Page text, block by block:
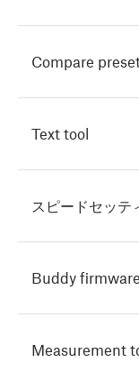
Compare
Text tool
スピードセッテ
Buddy
Measurement